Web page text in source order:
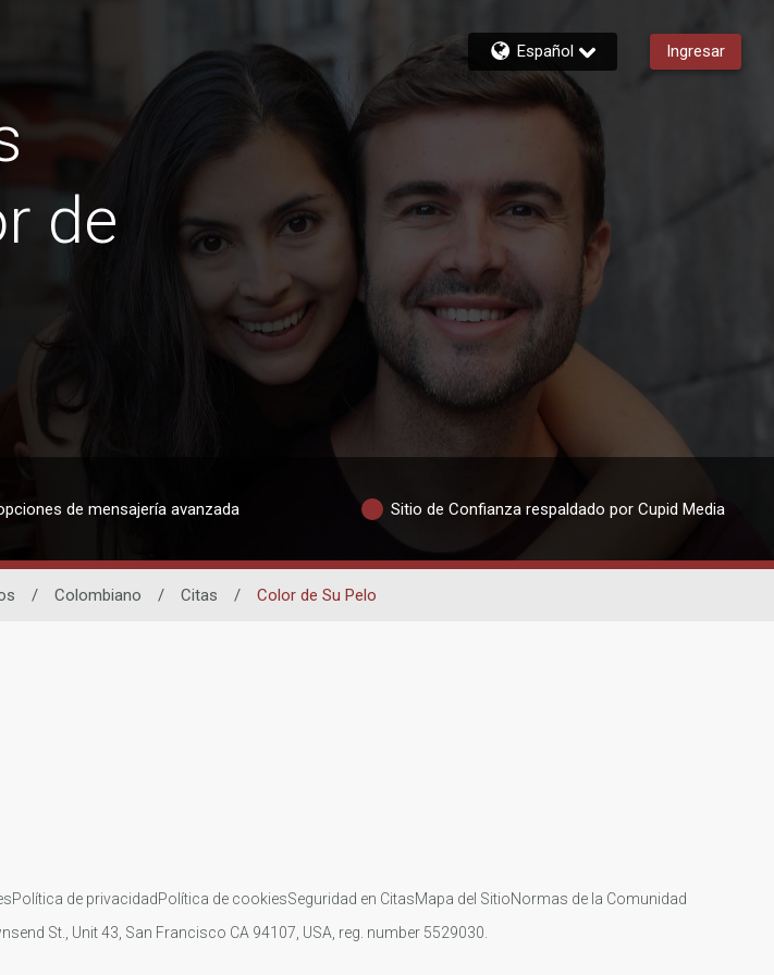
Español Ingresar
de
de mensajería avanzada Sitio de Confianza respaldado por Cupid Media
/ Colombiano / Citas / Color de Su Pelo
Política de privacidadPolítica de cookiesSeguridad en CitasMapa del SitioNormas de la Comunidad
St., Unit 43, San Francisco CA 94107, USA, reg. number 5529030.